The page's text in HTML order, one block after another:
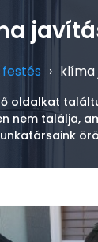
festés › klíma
oldalkat
nem találja,